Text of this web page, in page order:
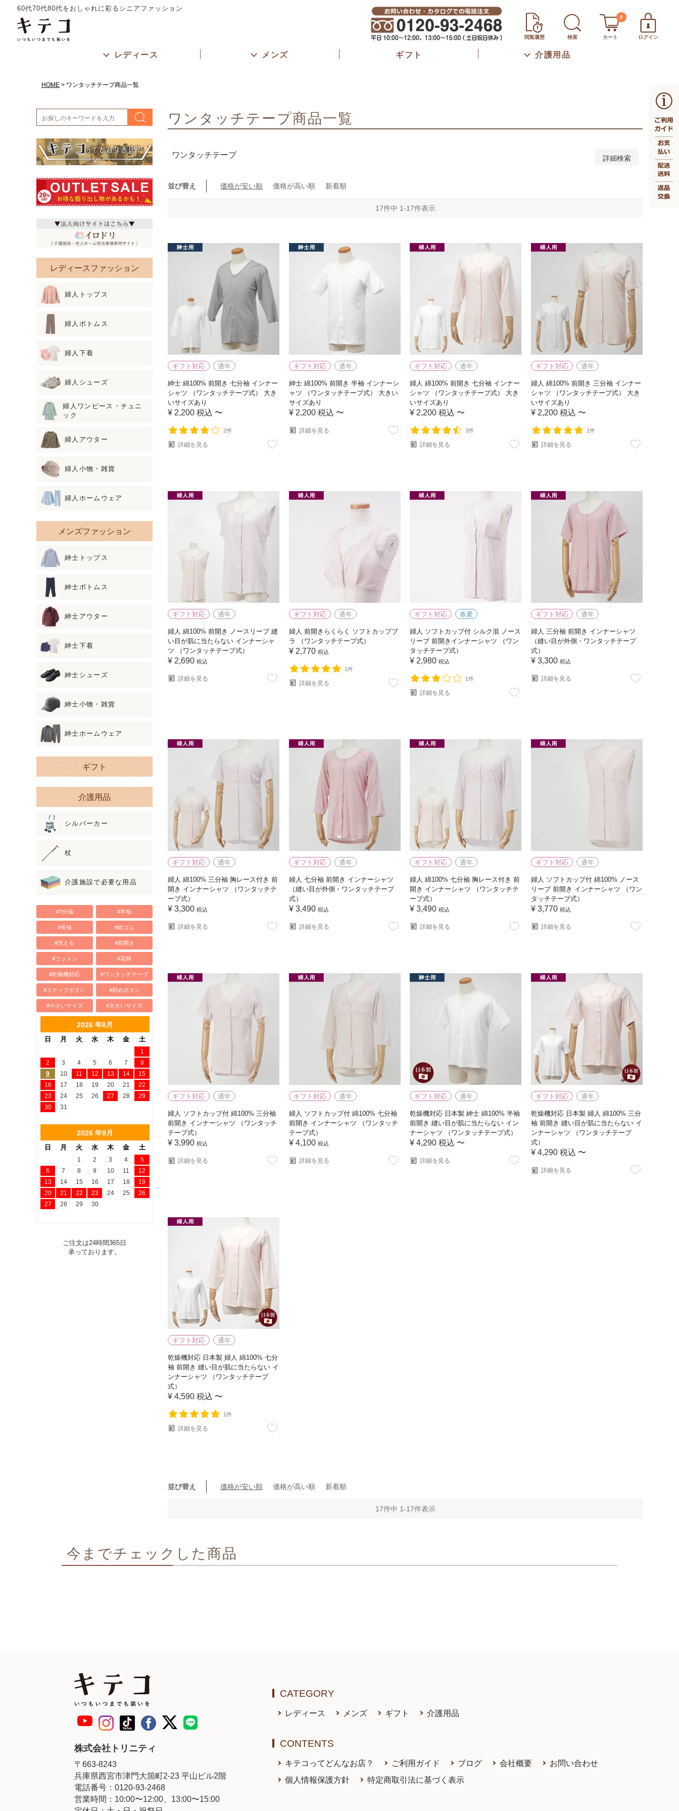
60代70代80代をおしゃれに彩るシニアファッション
閲覧履歴 検索 カート
0
ログイン
レディース メンズ ギフト 介護用品
HOME ワンタッチテープ商品一覧
レディースファッション
婦人トップス
婦人ボトムス
婦人下着
婦人シューズ
婦人ワンピース・チュニ
ック
婦人アウター
婦人小物・雑貨
婦人ホームウェア
メンズファッション
紳士トップス
紳士ボトムス
紳士アウター
紳士下着
紳士シューズ
紳士小物・雑貨
紳士ホームウェア
ギフト
介護用品
シルバーカー
杖
介護施設で必要な用品
#7分袖 #半袖
#長袖 #総ゴム
#洗える #前開き
#コットン #花柄
#乾燥機対応 #ワンタッチテープ
#スナップボタン #斜めボタン
#小さいサイズ #大きいサイズ
2026 年8月
日 月 火 水 木 金 土
1
2
3 4 5 6 7
8
9
10 11 12 13 14
15
16
17 18 19 20 21
22
23
24 25 26 27 28
29
30
31
2026 年9月
日 月 火 水 木 金 土
1 2 3 4
5
6
7 8 9 10 11
12
13
14 15 16 17 18
19
20
21 22 23 24 25
26
27
28 29 30
ご注文は24時間365日
承っております。
ワンタッチテープ商品一覧
ワンタッチテープ 詳細検索
ホワイト
グレー
レッド
ブルー
股下長さ
45cm以下
46～50cm 51～55cm
56～60cm
66～70cm 71～75cm
76～80cm
並び替え 価格が安い順 価格が高い順 新着順
17件中 1-17件表示
ギフト対応 通年
紳士 綿100% 前開き 七分袖 インナー
シャツ （ワンタッチテープ式） 大き
いサイズあり
¥ 2,200 税込 〜
2件
詳細を見る
ギフト対応 通年
紳士 綿100% 前開き 半袖 インナーシ
ャツ （ワンタッチテープ式） 大きい
サイズあり
¥ 2,200 税込 〜
詳細を見る
ギフト対応 通年
婦人 綿100% 前開き 七分袖 インナー
シャツ （ワンタッチテープ式） 大き
いサイズあり
¥ 2,200 税込 〜
3件
詳細を見る
ギフト対応 通年
婦人 綿100% 前開き 三分袖 インナー
シャツ （ワンタッチテープ式） 大き
いサイズあり
¥ 2,200 税込 〜
1件
詳細を見る
ギフト対応 通年
婦人 綿100% 前開き ノースリーブ 縫
い目が肌に当たらない インナーシャ
ツ （ワンタッチテープ式）
¥ 2,690 税込
詳細を見る
ギフト対応 通年
婦人 前開きらくらく ソフトカップブ
ラ （ワンタッチテープ式）
¥ 2,770 税込
1件
詳細を見る
ギフト対応 春夏
婦人 ソフトカップ付 シルク混 ノース
リーブ 前開きインナーシャツ （ワン
タッチテープ式）
¥ 2,980 税込
1件
詳細を見る
ギフト対応 通年
婦人 三分袖 前開き インナーシャツ
（縫い目が外側・ワンタッチテープ
式）
¥ 3,300 税込
詳細を見る
ギフト対応 通年
婦人 綿100% 三分袖 胸レース付き 前
開き インナーシャツ （ワンタッチテ
ープ式）
¥ 3,300 税込
詳細を見る
ギフト対応 通年
婦人 七分袖 前開き インナーシャツ
（縫い目が外側・ワンタッチテープ
式）
¥ 3,490 税込
詳細を見る
ギフト対応 通年
婦人 綿100% 七分袖 胸レース付き 前
開き インナーシャツ （ワンタッチテ
ープ式）
¥ 3,490 税込
詳細を見る
ギフト対応 通年
婦人 ソフトカップ付 綿100% ノース
リーブ 前開き インナーシャツ （ワン
タッチテープ式）
¥ 3,770 税込
詳細を見る
ギフト対応 通年
婦人 ソフトカップ付 綿100% 三分袖
前開き インナーシャツ （ワンタッチ
テープ式）
¥ 3,990 税込
詳細を見る
ギフト対応 通年
婦人 ソフトカップ付 綿100% 七分袖
前開き インナーシャツ （ワンタッチ
テープ式）
¥ 4,100 税込
詳細を見る
ギフト対応 通年
乾燥機対応 日本製 紳士 綿100% 半袖
前開き 縫い目が肌に当たらない イン
ナーシャツ （ワンタッチテープ式）
¥ 4,290 税込 〜
詳細を見る
ギフト対応 通年
乾燥機対応 日本製 婦人 綿100% 三分
袖 前開き 縫い目が肌に当たらない イ
ンナーシャツ （ワンタッチテープ
式）
¥ 4,290 税込 〜
詳細を見る
ギフト対応 通年
乾燥機対応 日本製 婦人 綿100% 七分
袖 前開き 縫い目が肌に当たらない イ
ンナーシャツ （ワンタッチテープ
式）
¥ 4,590 税込 〜
1件
詳細を見る
並び替え 価格が安い順 価格が高い順 新着順
17件中 1-17件表示
今までチェックした商品
株式会社トリニティ
〒663-8243
兵庫県西宮市津門大箇町2-23 平山ビル2階
電話番号：0120-93-2468
営業時間：10:00〜12:00、13:00〜15:00
CATEGORY
レディース メンズ ギフト 介護用品
CONTENTS
キテコってどんなお店？ ご利用ガイド ブログ 会社概要
お問い合わせ
個人情報保護方針
特定商取引法に基づく表示